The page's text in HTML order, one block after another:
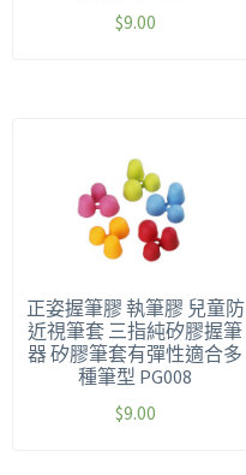
$9.00
正姿握筆膠 執筆膠 兒童防
近視筆套 三指純矽膠握筆
器 矽膠筆套有彈性適合多
種筆型 PG008
$9.00